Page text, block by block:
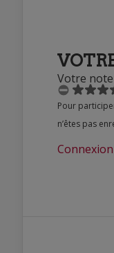
Votre note
Pour participer à ce forum, vous devez vous enregistrer au préalable. Merci d’indiquer ci-dessous l’identifiant personnel qui
n’êtes pas
Connexion